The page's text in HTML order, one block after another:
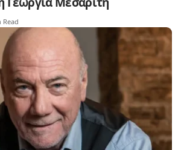
Read